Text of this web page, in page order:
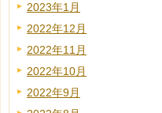
2023年1月
2022年12月
2022年11月
2022年10月
2022年9月